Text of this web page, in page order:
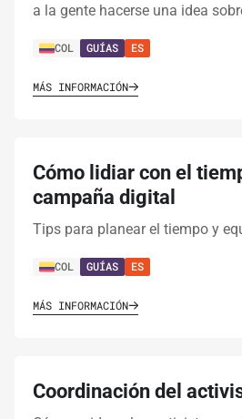
a la gente hacerse una idea
COL GUÍAS ES
MÁS INFORMACIÓN
Cómo lidiar con el
campaña digital
Tips para planear el tiempo y
COL GUÍAS ES
MÁS INFORMACIÓN
Coordinación del